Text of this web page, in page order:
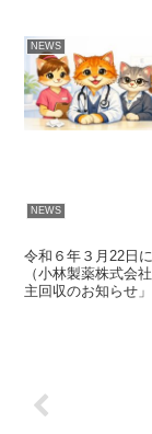
NEWS
NEWS
令和６年３月22日
（小林製薬株式会
主回収のお知らせ